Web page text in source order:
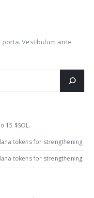
porta. Vestibulum ante
15 $SOL.
tokens for strengthening
tokens for strengthening